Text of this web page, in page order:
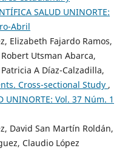
SALUD UNINORTE:
Abril
Elizabeth Fajardo Ramos,
Utsman Abarca,
A Díaz-Calzadilla,
Cross-sectional Study ,
UNINORTE: Vol. 37 Núm. 1
David San Martín Roldán,
Claudio López